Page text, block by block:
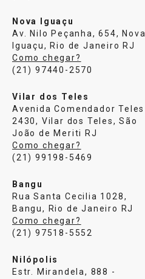
Nova Iguaçu
Av. Nilo Peçanha, 654, Nova
Iguaçu, Rio de Janeiro RJ
Como chegar?
(21) 97440-2570
Vilar dos Teles
Avenida Comendador Teles
2430, Vilar dos Teles, São
João de Meriti RJ
Como chegar?
(21) 99198-5469
Bangu
Rua Santa Cecilia 1028,
Bangu, Rio de Janeiro RJ
Como chegar?
(21) 97518-5552
Nilópolis
Estr. Mirandela, 888 -